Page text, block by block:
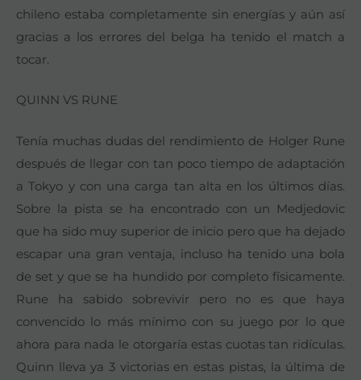
chileno estaba completamente sin energías y aún así
gracias a los errores del belga ha tenido el match a
tocar.
QUINN VS RUNE
Tenía muchas dudas del rendimiento de Holger Rune
después de llegar con tan poco tiempo de adaptación
a Tokyo y con una carga tan alta en los últimos días.
Sobre la pista se ha encontrado con un Medjedovic
que ha sido muy superior de inicio pero que ha dejado
escapar una gran ventaja, incluso ha tenido una bola
de set y que se ha hundido por completo físicamente.
Rune ha sabido sobrevivir pero no es que haya
convencido lo más mínimo con su juego por lo que
ahora para nada le otorgaría estas cuotas tan ridículas.
Quinn lleva ya 3 victorias en estas pistas, la última de